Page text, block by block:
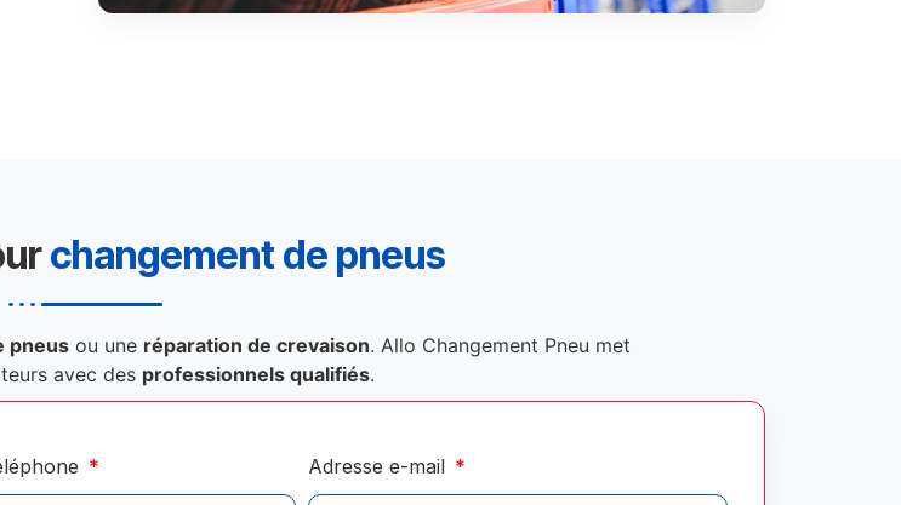
changement de pneus
pneusou une réparation de crevaison. Allo Changement Pneu met
avec des professionnels qualifiés.
Adresse e-mail